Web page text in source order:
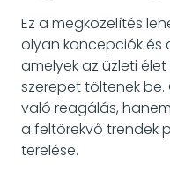
Ez a megközelítés
olyan koncepciók és
amelyek az üzleti
szerepet töltenek
való reagálás,
a feltörekvő trendek
terelése.